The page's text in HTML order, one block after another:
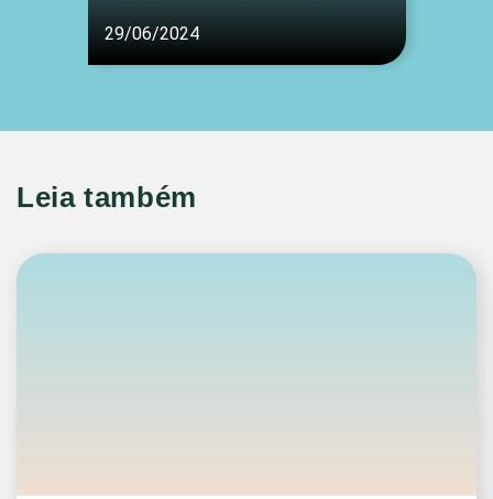
29/06/2024
Leia também